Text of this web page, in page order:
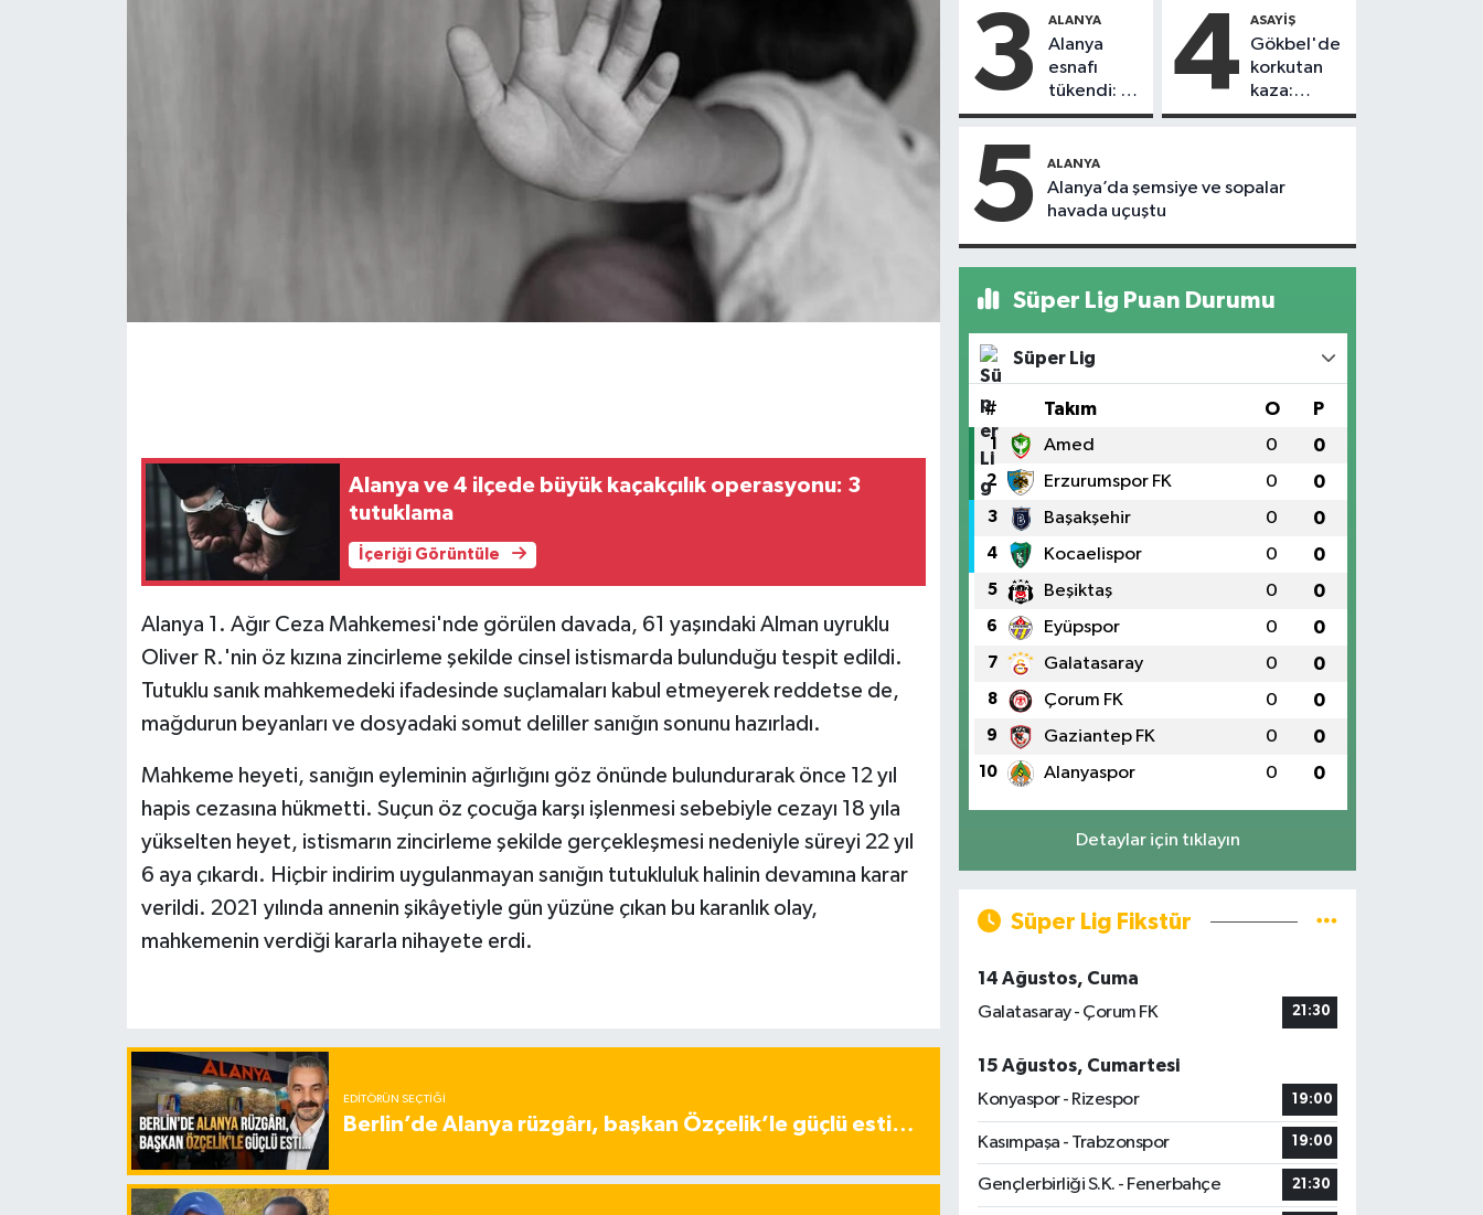
Alanya ve 4 ilçede büyük kaçakçılık operasyonu: 3
tutuklama
İçeriği Görüntüle
Alanya 1. Ağır Ceza Mahkemesi'nde görülen davada, 61 yaşındaki Alman uyruklu
Oliver R.'nin öz kızına zincirleme şekilde cinsel istismarda bulunduğu tespit edildi.
Tutuklu sanık mahkemedeki ifadesinde suçlamaları kabul etmeyerek reddetse de,
mağdurun beyanları ve dosyadaki somut deliller sanığın sonunu hazırladı.
Mahkeme heyeti, sanığın eyleminin ağırlığını göz önünde bulundurarak önce 12 yıl
hapis cezasına hükmetti. Suçun öz çocuğa karşı işlenmesi sebebiyle cezayı 18 yıla
yükselten heyet, istismarın zincirleme şekilde gerçekleşmesi nedeniyle süreyi 22 yıl
6 aya çıkardı. Hiçbir indirim uygulanmayan sanığın tutukluluk halinin devamına karar
verildi. 2021 yılında annenin şikâyetiyle gün yüzüne çıkan bu karanlık olay,
mahkemenin verdiği kararla nihayete erdi.
EDITÖRÜN SEÇTIĞI
Berlin’de Alanya rüzgârı, başkan Özçelik’le güçlü esti…
3 ALANYA
Alanya
esnafı
tükendi: 1
ayda 150
kapandı
4 ASAYIŞ
Gökbel'de
korkutan
kaza:
Başkanın
çarptı
5 ALANYA
Alanya’da şemsiye ve sopalar
havada uçuştu
Süper Lig Puan Durumu
Süper Lig
# Takım O P
1 Amed 0 0
2 Erzurumspor FK 0 0
3 Başakşehir 0 0
4 Kocaelispor 0 0
5 Beşiktaş 0 0
6 Eyüpspor 0 0
7 Galatasaray 0 0
8 Çorum FK 0 0
9 Gaziantep FK 0 0
10 Alanyaspor 0 0
Detaylar için tıklayın
Süper Lig Fikstür
14 Ağustos, Cuma
Galatasaray - Çorum FK
21:30
15 Ağustos, Cumartesi
Konyaspor - Rizespor
19:00
Kasımpaşa - Trabzonspor 19:00
Gençlerbirliği S.K. - Fenerbahçe 21:30